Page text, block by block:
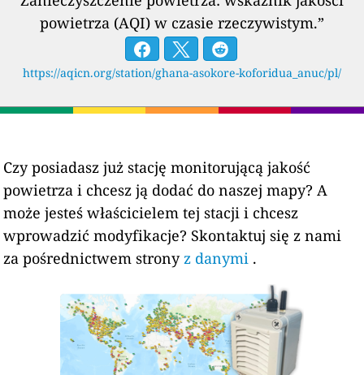
powietrza (AQI) w czasie rzeczywistym.”
https://aqicn.org/station/ghana-asokore-koforidua_anuc/pl/
Czy posiadasz już stację monitorującą jakość
powietrza i chcesz ją dodać do naszej mapy? A
może jesteś właścicielem tej stacji i chcesz
wprowadzić modyfikacje? Skontaktuj się z nami
za pośrednictwem strony z danymi .